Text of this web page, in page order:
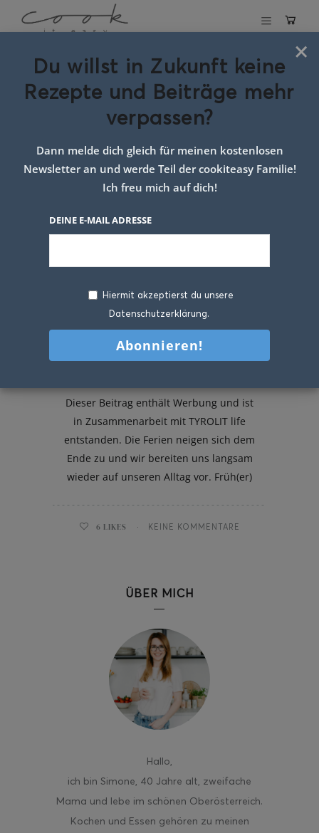
Schlagwort:
rezept kinder
jause
Dieser Beitrag enthält Werbung und ist
in Zusammenarbeit mit TYROLIT life
entstanden. Die Ferien neigen sich dem
Ende zu und wir bereiten uns langsam
wieder auf unseren Alltag vor. Früh(er)
6 LIKES KEINE KOMMENTARE
ÜBER MICH
Hallo,
ich bin Simone, 40 Jahre alt, zweifache
Mama und lebe im schönen Oberösterreich.
Kochen und Essen gehören zu meinen
×
Du willst in Zukunft keine
Rezepte und Beiträge mehr
verpassen?
Dann melde dich gleich für meinen kostenlosen
Newsletter an und werde Teil der cookiteasy Familie!
Ich freu mich auf dich!
DEINE E-MAIL ADRESSE
Hiermit akzeptierst du unsere
Datenschutzerklärung.